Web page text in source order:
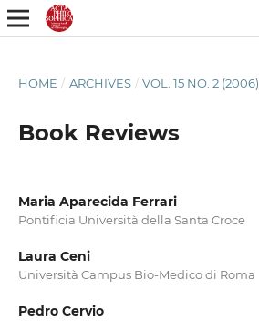
HOME / ARCHIVES / VOL. 15 NO. 2 (2006)
Book Reviews
Maria Aparecida Ferrari
Pontificia Università della Santa Croce
Laura Ceni
Università Campus Bio-Medico di Roma
Pedro Cervio